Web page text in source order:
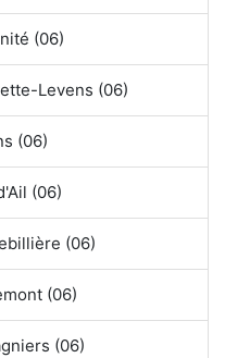
(06)
Levens (06)
(06)
(06)
(06)
(06)
(06)